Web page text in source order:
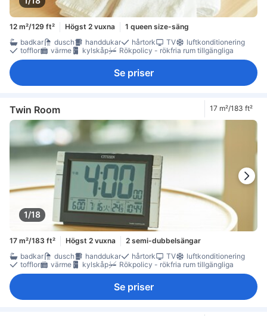
12 m²/129 ft² Högst 2 vuxna
1 queen size-säng
badkar
dusch handdukar hårtork TV
luftkonditionering
tofflor
värme kylskåp Rökpolicy - rökfria rum tillgängliga
Se priser
Twin Room 17 m²/183 ft²
1/18
17 m²/183 ft² Högst 2 vuxna
2 semi-dubbelsängar
badkar
dusch handdukar hårtork TV
luftkonditionering
tofflor
värme kylskåp Rökpolicy - rökfria rum tillgängliga
Se priser